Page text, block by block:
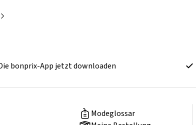
bonprix-App jetzt downloaden
Modeglossar